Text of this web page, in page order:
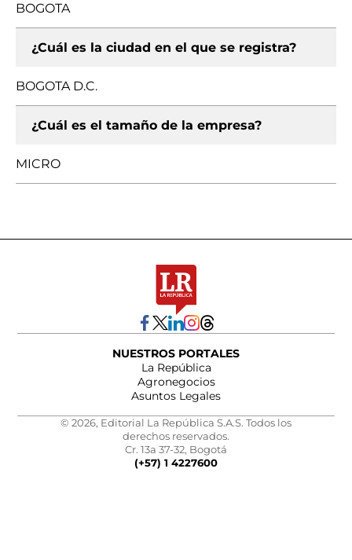
BOGOTA
¿Cuál es la ciudad en el que se registra?
BOGOTA D.C.
¿Cuál es el tamaño de la empresa?
MICRO
NUESTROS PORTALES
La República
Agronegocios
Asuntos Legales
© 2026, Editorial La República S.A.S. Todos los
derechos reservados.
Cr. 13a 37-32, Bogotá
(+57) 1 4227600